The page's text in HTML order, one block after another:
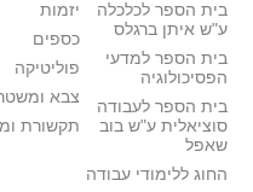
בית הספר לכלכלה
ע"ש איתן ברגלס
בית הספר למדעי
הפסיכולוגיה
בית הספר לעבודה
סוציאלית ע"ש בוב
שאפל
החוג ללימודי עבודה
יזמות
כספים
פוליטיקה
צבא
תקשורת